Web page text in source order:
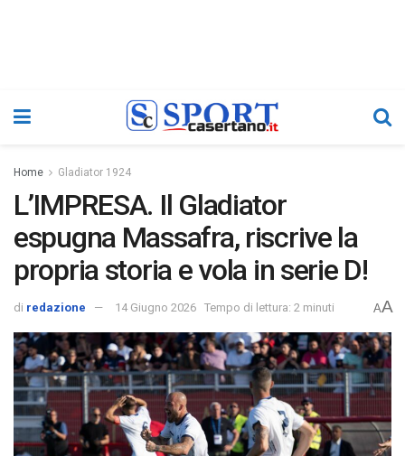
Home Gladiator 1924
L’IMPRESA. Il Gladiator
espugna Massafra, riscrive la
propria storia e vola in serie D!
di redazione 14 Giugno 2026 Tempo di lettura: 2 minuti AA